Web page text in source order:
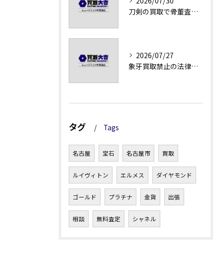
刀剣の買取で骨董査定の注意点
2026/07/27
象牙買取禁止の法律と背景解説
タグ Tags
名古屋 宝石 名古屋市 買取
ルイヴィトン エルメス ダイヤモンド
ゴールド プラチナ 金貨 出張
相談 無料査定 シャネル